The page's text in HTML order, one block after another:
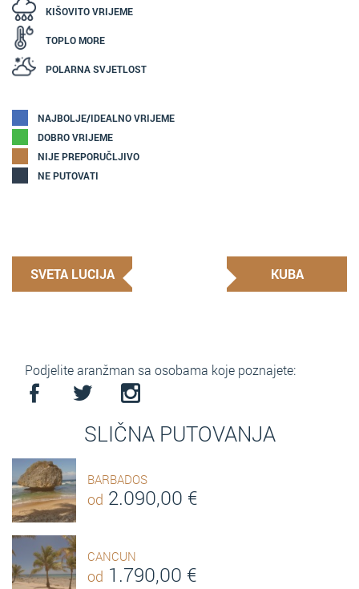
KIŠOVITO VRIJEME
TOPLO MORE
POLARNA SVJETLOST
NAJBOLJE/IDEALNO VRIJEME
DOBRO VRIJEME
NIJE PREPORUČLJIVO
NE PUTOVATI
SVETA LUCIJA KUBA
Podjelite aranžman sa osobama koje poznajete:
SLIČNA PUTOVANJA
BARBADOS
od 2.090,00 €
CANCUN
od 1.790,00 €